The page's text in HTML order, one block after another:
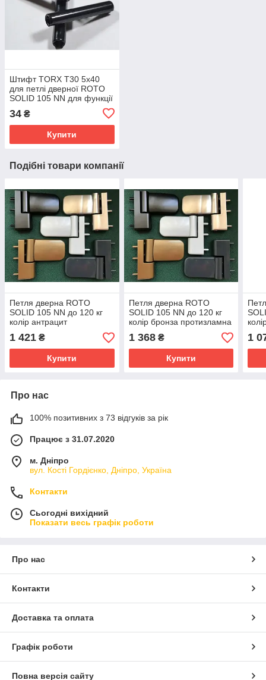
Штифт TORX T30 5x40
для петлі дверної ROTO
SOLID 105 NN для функції
34 ₴
Купити
Подібні товари компанії
Петля дверна ROTO
SOLID 105 NN до 120 кг
колір антрацит
протизламна наплав 19,0-
21,5 мм
1 421 ₴
Купити
Петля дверна ROTO
SOLID 105 NN до 120 кг
колір бронза протизламна
наплав 19,0-21,5 мм
1 368₴
Купити
1
Про нас
100% позитивних з 73 відгуків за рік
Працює з 31.07.2020
м. Дніпро
вул. Кості Гордієнко, Дніпро, Україна
Контакти
Сьогодні вихідний
Показати весь графік роботи
Про нас
Контакти
Доставка та оплата
Графік роботи
Повна версія сайту